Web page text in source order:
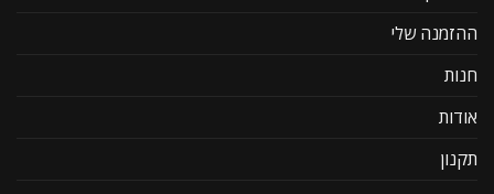
ההזמנה שלי
חנות
אודות
תקנון